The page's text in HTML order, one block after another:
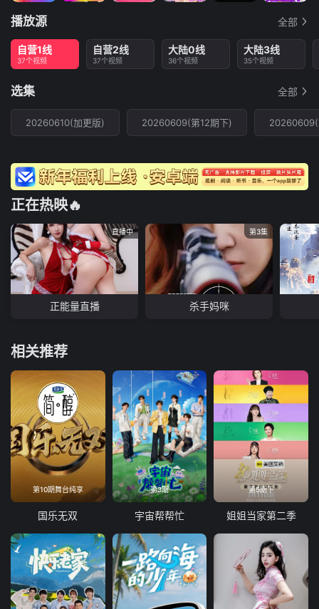
播放源 全部
自营1线
37个视频
自营2线
37个视频
大陆0线
36个视频
大陆3线
35个视频
选集 全部
20260610(加更版) 20260609(第12期下)
正在热映🔥
直播中
正能量直播
第3集
杀手妈咪
相关推荐
第10期舞台纯享
国乐无双
第3期
宇宙帮帮忙
第5期下
姐姐当家第二季